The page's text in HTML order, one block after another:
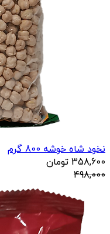
نخود شاه خوشه 800 گرم
358,600 تومان
498,000